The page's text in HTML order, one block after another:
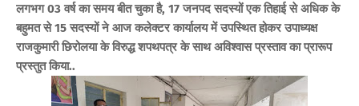
लगभग 03 वर्ष का समय बीत चुका है, 17 जनपद सदस्यों एक तिहाई से अधिक के
बहुमत से 15 सदस्यों ने आज कलेक्टर कार्यालय में उपस्थित होकर उपाध्यक्ष
राजकुमारी छिरोलया के विरुद्ध शपथपत्र के साथ अविश्वास प्रस्ताव का प्रारूप
प्रस्तुत किया..